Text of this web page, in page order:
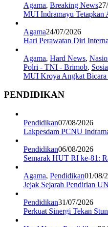
Agama, Breaking News
MUI Indramayu
Agama24/07/2026
Hari Perawatan Diri
Agama, Hard News,
Polri - TNI - Brimob,
MUI Kroya Angkat
PENDIDIKAN
Pendidikan07/08/2026
Lakpesdam PCNU
Pendidikan06/08/2026
Semarak HUT RI ke-81:
Agama, Pendidikan01/08/
Jejak Sejarah Pendirian
Pendidikan31/07/2026
Perkuat Sinergi Tekan